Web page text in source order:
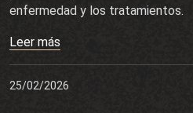
enfermedad y los tratamientos.
Leer más
25/02/2026